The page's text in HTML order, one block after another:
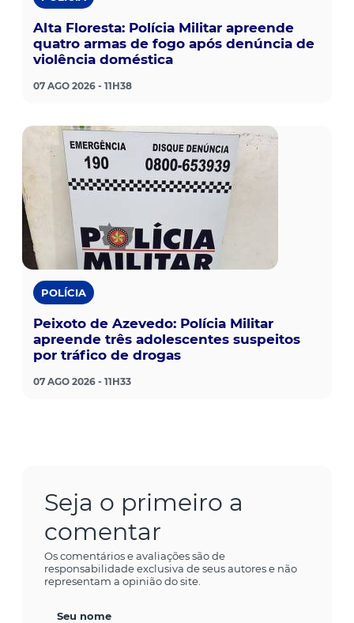
Alta Floresta: Polícia Militar apreende
quatro armas de fogo após denúncia de
violência doméstica
07 AGO 2026 - 11H38
POLÍCIA
Peixoto de Azevedo: Polícia Militar
apreende três adolescentes suspeitos
por tráfico de drogas
07 AGO 2026 - 11H33
Seja o primeiro a
comentar
Os comentários e avaliações são de
responsabilidade exclusiva de seus autores e não
representam a opinião do site.
Seu nome